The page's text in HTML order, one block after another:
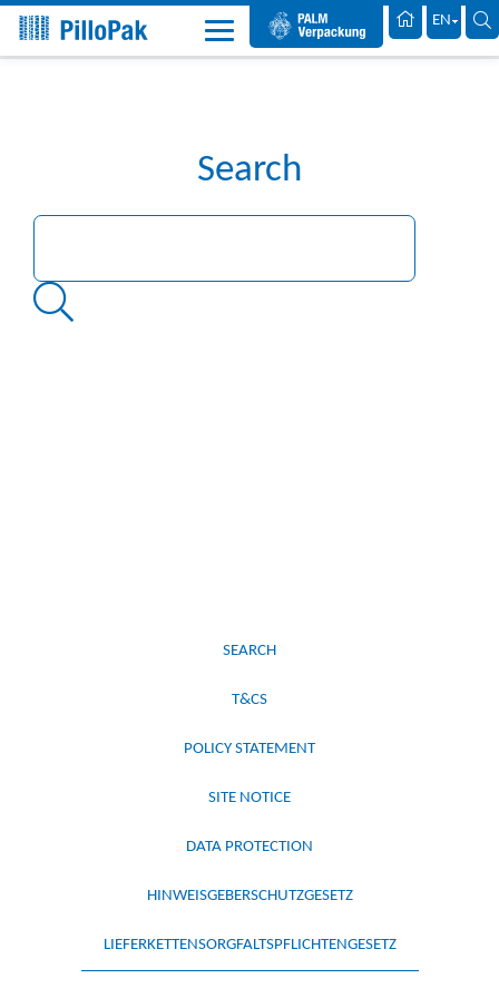
Palm Packaging EN
PilloPak Search
Search
SEARCH
T&CS
POLICY STATEMENT
SITE NOTICE
DATA PROTECTION
HINWEISGEBERSCHUTZGESETZ
LIEFERKETTENSORGFALTSPFLICHTENGESETZ